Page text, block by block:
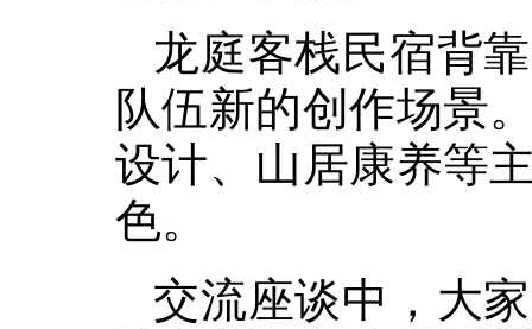
龙庭客栈民宿背
队伍新的创作场景
设计、山居康养等
色。
交流座谈中，大